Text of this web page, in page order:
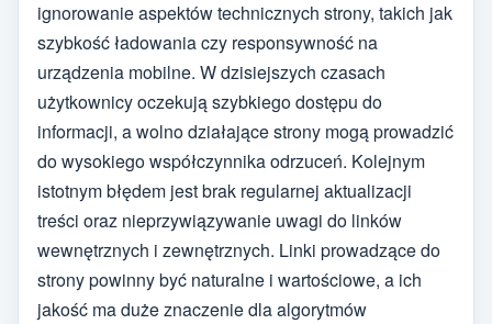
ignorowanie aspektów technicznych strony, takich jak
szybkość ładowania czy responsywność na
urządzenia mobilne. W dzisiejszych czasach
użytkownicy oczekują szybkiego dostępu do
informacji, a wolno działające strony mogą prowadzić
do wysokiego współczynnika odrzuceń. Kolejnym
istotnym błędem jest brak regularnej aktualizacji
treści oraz nieprzywiązywanie uwagi do linków
wewnętrznych i zewnętrznych. Linki prowadzące do
strony powinny być naturalne i wartościowe, a ich
jakość ma duże znaczenie dla algorytmów